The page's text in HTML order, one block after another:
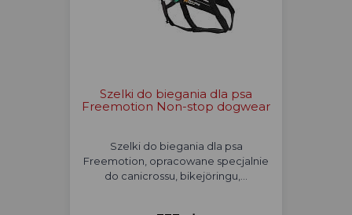
Szelki do biegania dla psa
Freemotion Non-stop dogwear
Szelki do biegania dla psa
Freemotion, opracowane specjalnie
do canicrossu, bikejöringu,…